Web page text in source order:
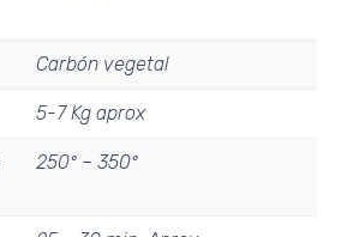
Carbón vegetal
5-7 Kg aprox
250º – 350º